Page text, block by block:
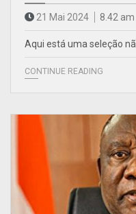
21 Mai 2024 8.42 am
Aqui está uma seleção
CONTINUE READING